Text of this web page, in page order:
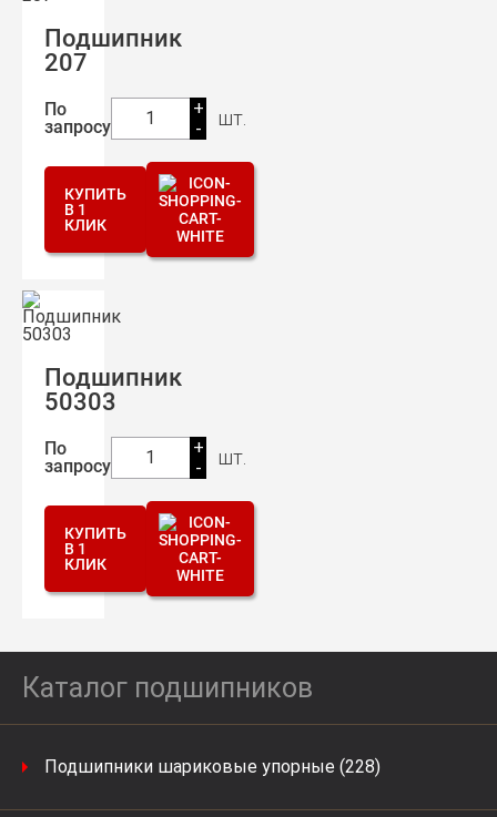
Каталог подшипников
Подшипники шариковые упорные (228)
Подшипник
207
По
запросу
1
+
-
шт.
КУПИТЬ
В 1
КЛИК
Подшипник
50303
По
запросу
1
+
-
шт.
КУПИТЬ
В 1
КЛИК